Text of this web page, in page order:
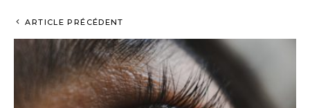
ARTICLE PRÉCÉDENT